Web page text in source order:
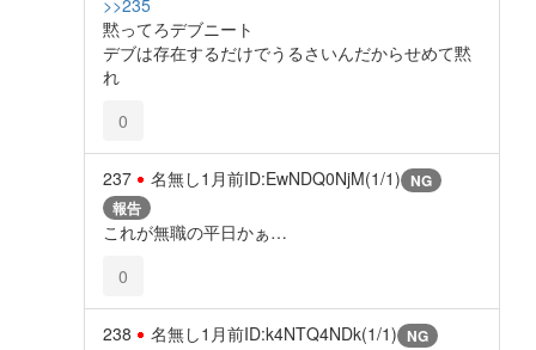
黙ってろデブニート
デブは存在するだけでうるさいんだからせめて黙
れ
0
237 名無し1月前ID:EwNDQ0NjM(1/1) NG
報告
これが無職の平日かぁ…
0
238 名無し1月前ID:k4NTQ4NDk(1/1) NG